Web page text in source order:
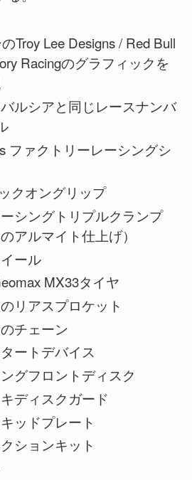
Troy Lee Designs / Red Bull
Racingのグラフィックを
ルシアと同じレースナンバ
ファクトリーレーシングシ
クオングリップ
シングトリプルクランプ
アルマイト仕上げ）
ール
MX33タイヤ
リアスプロケット
チェーン
ートデバイス
グフロントディスク
ディスクガード
ッドプレート
ションキット